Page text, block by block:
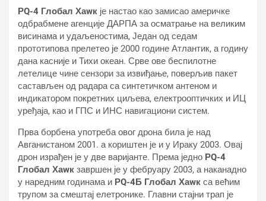
РQ-4 Глобал Хаwк је настао као замисао америчке
одбрабмене агенције ДАРПА за осматрање на великим
висинама и удаљеностима, Један од седам
прототипова прелетео је 2000 године Атлантик, а годину
дана касније и Тихи океан. Срве ове беспилотне
летелице чине сензори за извиђање, поверљив пакет
састављен од радара са синтетичком антеном и
индикатором покретних циљева, електрооптичких и ИЦ
уређаја, као и ГПС и ИНС навигациони систем.
Прва борбена употреба овог дрона била је над
Авганистаном 2001. а кориштен је и у Ираку 2003. Овај
дрон израђен је у две варијанте. Према једно РQ-4
Глобал Хаwк завршен је у фебруару 2003, а наканадно
у наредним годинама и РQ-4Б Глобал Хаwк са већим
трупом за смештај елетронике. Главни стајни трап је